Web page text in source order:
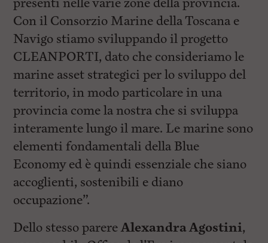
Con il Consorzio Marine della Toscana e
Navigo stiamo sviluppando il progetto
CLEANPORTI, dato che consideriamo le
marine asset strategici per lo sviluppo del
territorio, in modo particolare in una
provincia come la nostra che si sviluppa
interamente lungo il mare. Le marine sono
elementi fondamentali della Blue
Economy ed è quindi essenziale che siano
accoglienti, sostenibili e diano
occupazione”.
Dello stesso parereAlexandra Agostini,